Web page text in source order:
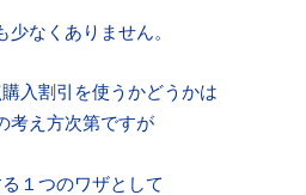
少なくありません。
入割引を使うかどうかは
考え方次第ですが
１つのワザとして